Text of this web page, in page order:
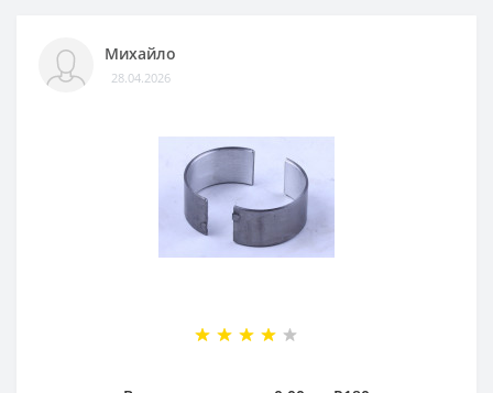
Михайло
28.04.2026